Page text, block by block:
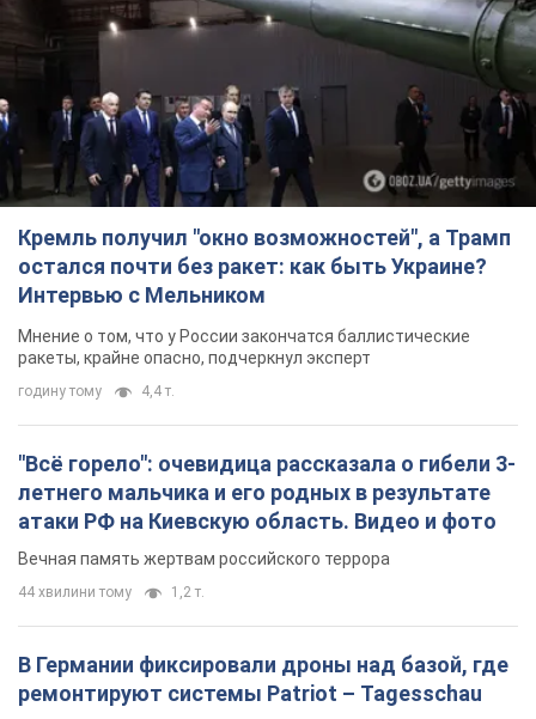
Кремль получил "окно возможностей", а Трамп
остался почти без ракет: как быть Украине?
Интервью с Мельником
Мнение о том, что у России закончатся баллистические
ракеты, крайне опасно, подчеркнул эксперт
годину тому 4,4 т.
"Всё горело": очевидица рассказала о гибели 3-
летнего мальчика и его родных в результате
атаки РФ на Киевскую область. Видео и фото
Вечная память жертвам российского террора
44 хвилини тому 1,2 т.
В Германии фиксировали дроны над базой, где
ремонтируют системы Patriot – Tagesschau